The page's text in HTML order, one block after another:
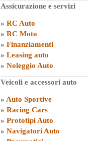
Assicurazione e servizi
» RC Auto
» RC Moto
» Finanziamenti
» Leasing auto
» Noleggio Auto
Veicoli e accessori auto
» Auto Sportive
» Racing Cars
» Prototipi Auto
» Navigatori Auto